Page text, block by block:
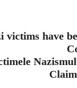
victims have